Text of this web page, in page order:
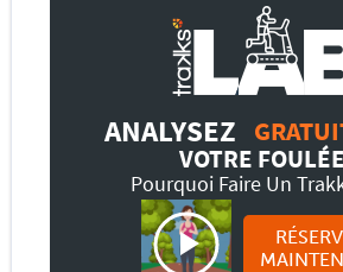
ANALYSEZ
VOTRE
Pourquoi Faire Un